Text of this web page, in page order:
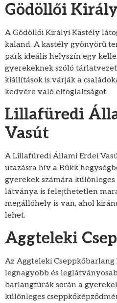
Gödöllői
A Gödöllői Királyi Kastély
kaland. A kastély gyönyörű
park ideális helyszín egy
gyerekeknek szóló
kiállítások is várják a
kedvére való elfoglaltságot.
Lillafüredi
Vasút
A Lillafüredi Állami Erdei
utazásra hív a Bükk
gyerekek számára
látványa is felejthetetlen
megállóhely is van, ahol
lehet.
Aggteleki
Az Aggteleki
legnagyobb és
barlangtúrák során a
különleges